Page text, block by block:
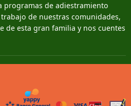
programas de adiestramiento
de nuestras comunidades,
de esta gran familia y nos cuentes